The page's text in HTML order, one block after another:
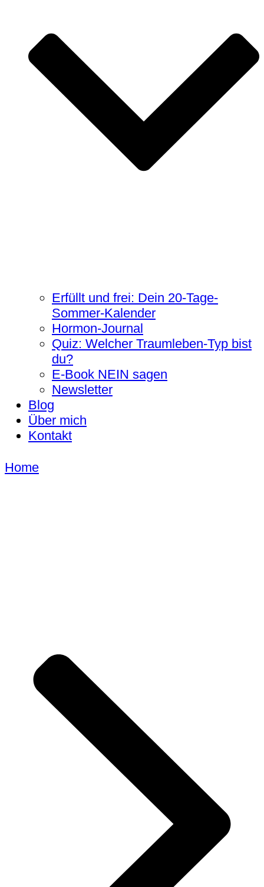
Erfüllt und frei: Dein 20-Tage-
Sommer-Kalender
Hormon-Journal
Quiz: Welcher Traumleben-Typ bist
du?
E-Book NEIN sagen
Newsletter
Blog
Über mich
Kontakt
Home